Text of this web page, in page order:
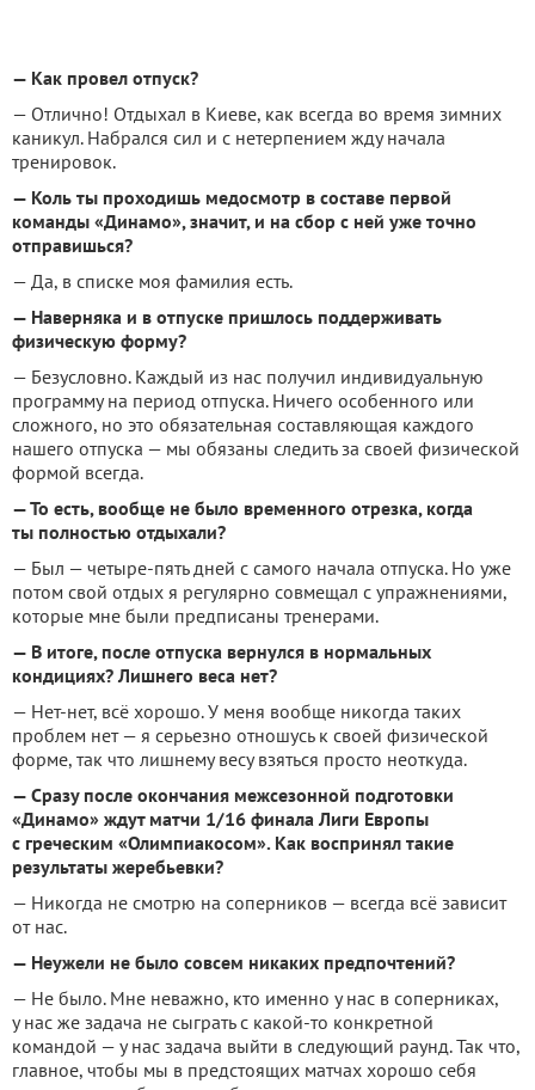
— Как провел отпуск?
— Отлично! Отдыхал в Киеве, как всегда во время зимних
каникул. Набрался сил и с нетерпением жду начала
тренировок.
— Коль ты проходишь медосмотр в составе первой
команды «Динамо», значит, и на сбор с ней уже точно
отправишься?
— Да, в списке моя фамилия есть.
— Наверняка и в отпуске пришлось поддерживать
физическую форму?
— Безусловно. Каждый из нас получил индивидуальную
программу на период отпуска. Ничего особенного или
сложного, но это обязательная составляющая каждого
нашего отпуска — мы обязаны следить за своей физической
формой всегда.
— То есть, вообще не было временного отрезка, когда
ты полностью отдыхали?
— Был — четыре-пять дней с самого начала отпуска. Но уже
потом свой отдых я регулярно совмещал с упражнениями,
которые мне были предписаны тренерами.
— В итоге, после отпуска вернулся в нормальных
кондициях? Лишнего веса нет?
— Нет-нет, всё хорошо. У меня вообще никогда таких
проблем нет — я серьезно отношусь к своей физической
форме, так что лишнему весу взяться просто неоткуда.
— Сразу после окончания межсезонной подготовки
«Динамо» ждут матчи 1/16 финала Лиги Европы
с греческим «Олимпиакосом». Как воспринял такие
результаты жеребьевки?
— Никогда не смотрю на соперников — всегда всё зависит
от нас.
— Неужели не было совсем никаких предпочтений?
— Не было. Мне неважно, кто именно у нас в соперниках,
у нас же задача не сыграть с какой-то конкретной
командой — у нас задача выйти в следующий раунд. Так что,
главное, чтобы мы в предстоящих матчах хорошо себя